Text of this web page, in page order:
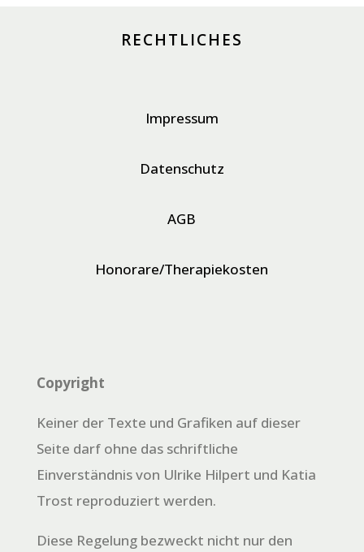
RECHTLICHES
Impressum
Datenschutz
AGB
Honorare/Therapiekosten
Copyright
Keiner der Texte und Grafiken auf dieser
Seite darf ohne das schriftliche
Einverständnis von Ulrike Hilpert und Katia
Trost reproduziert werden.
Diese Regelung bezweckt nicht nur den